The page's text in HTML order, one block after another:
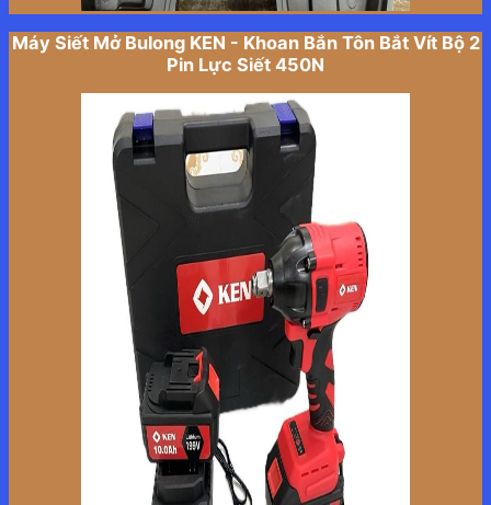
Máy Siết Mở Bulong KEN - Khoan Bắn Tôn Bắt Vít Bộ 2
Pin Lực Siết 450N